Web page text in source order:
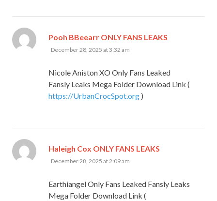
Pooh BBeearr ONLY FANS LEAKS
December 28, 2025 at 3:32 am
Nicole Aniston XO Only Fans Leaked
Fansly Leaks Mega Folder Download Link (
https://UrbanCrocSpot.org )
Haleigh Cox ONLY FANS LEAKS
December 28, 2025 at 2:09 am
Earthiangel Only Fans Leaked Fansly Leaks
Mega Folder Download Link (